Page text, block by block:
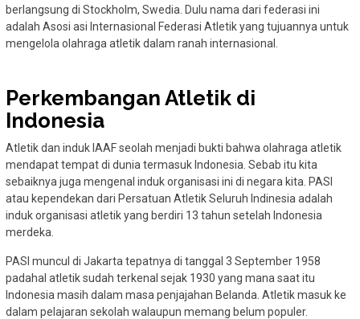
berlangsung di Stockholm, Swedia. Dulu nama dari federasi ini
adalah Asosi asi Internasional Federasi Atletik yang tujuannya untuk
mengelola olahraga atletik dalam ranah internasional.
Perkembangan Atletik di
Indonesia
Atletik dan induk IAAF seolah menjadi bukti bahwa olahraga atletik
mendapat tempat di dunia termasuk Indonesia. Sebab itu kita
sebaiknya juga mengenal induk organisasi ini di negara kita. PASI
atau kependekan dari Persatuan Atletik Seluruh Indinesia adalah
induk organisasi atletik yang berdiri 13 tahun setelah Indonesia
merdeka.
PASI muncul di Jakarta tepatnya di tanggal 3 September 1958
padahal atletik sudah terkenal sejak 1930 yang mana saat itu
Indonesia masih dalam masa penjajahan Belanda. Atletik masuk ke
dalam pelajaran sekolah walaupun memang belum populer.